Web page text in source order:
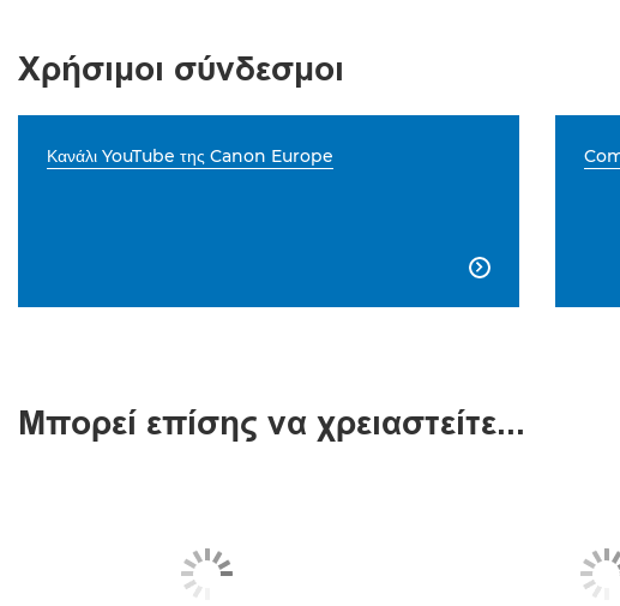
Χρήσιμοι σύνδεσμοι
Κανάλι YouTube της Canon Europe

Μπορεί επίσης να χρειαστείτε...